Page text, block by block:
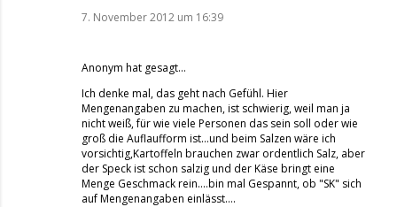
7. November 2012 um 16:39
Anonym hat gesagt…
Ich denke mal, das geht nach Gefühl. Hier
Mengenangaben zu machen, ist schwierig, weil man ja
nicht weiß, für wie viele Personen das sein soll oder wie
groß die Auflaufform ist...und beim Salzen wäre ich
vorsichtig,Kartoffeln brauchen zwar ordentlich Salz, aber
der Speck ist schon salzig und der Käse bringt eine
Menge Geschmack rein....bin mal Gespannt, ob "SK" sich
auf Mengenangaben einlässt....